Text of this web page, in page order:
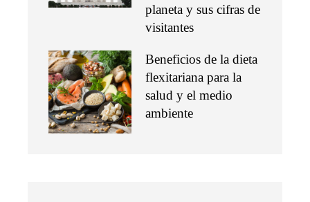
planeta y sus cifras de
visitantes
Beneficios de la dieta
flexitariana para la
salud y el medio
ambiente